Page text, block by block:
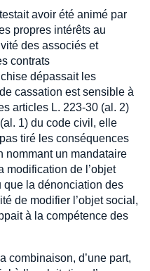
avoir été animé par
propres intérêts au
des associés et
contrats
dépassait les
cassation est sensible à
articles L. 223-30 (al. 2)
1) du code civil, elle
tiré les conséquences
nommant un mandataire
modification de l’objet
que la dénonciation des
de modifier l’objet social,
à la compétence des
combinaison, d’une part,